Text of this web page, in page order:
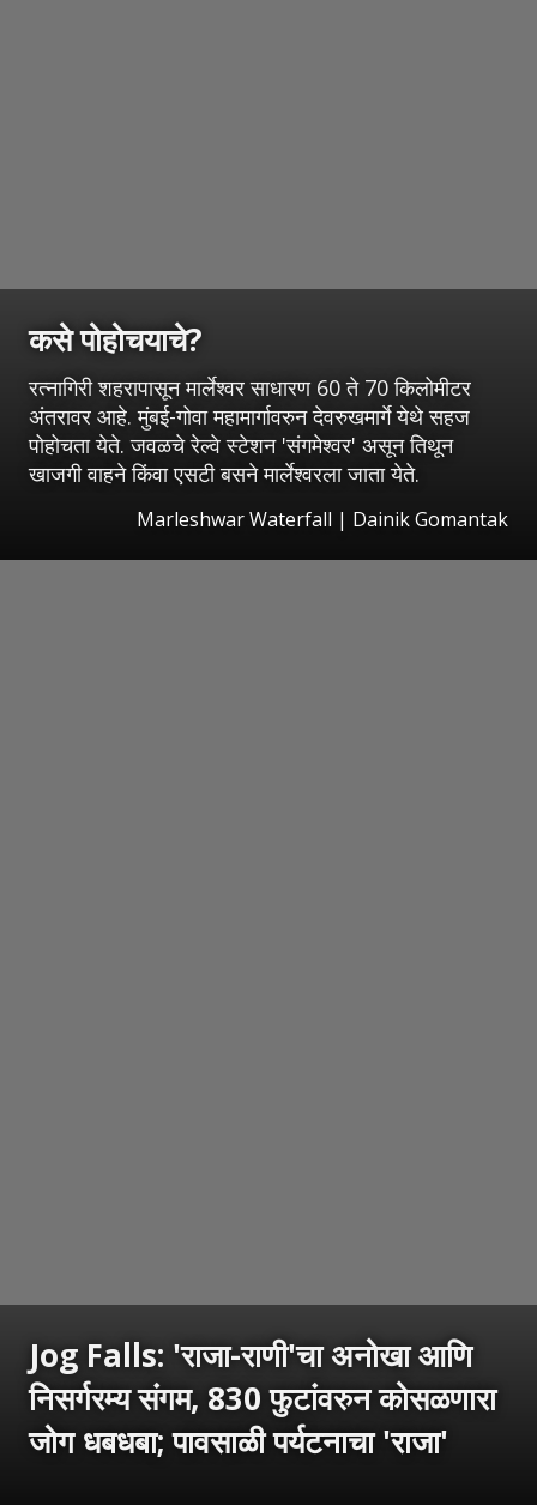
कसे पोहोचयाचे?
रत्नागिरी शहरापासून मार्लेश्वर साधारण 60 ते 70 किलोमीटर
अंतरावर आहे. मुंबई-गोवा महामार्गावरुन देवरुखमार्गे येथे सहज
पोहोचता येते. जवळचे रेल्वे स्टेशन 'संगमेश्वर' असून तिथून
खाजगी वाहने किंवा एसटी बसने मार्लेश्वरला जाता येते.
Marleshwar Waterfall | Dainik Gomantak
Jog Falls: 'राजा-राणी'चा अनोखा आणि
निसर्गरम्य संगम, 830 फुटांवरुन कोसळणारा
जोग धबधबा; पावसाळी पर्यटनाचा 'राजा'